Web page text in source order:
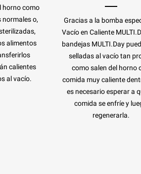
horno como
o,
alimentos
calientes
al vacío.
Gracias a la bomba
Vacío en Caliente
bandejas MULTI.Day
selladas al vacío tan
como salen del horno
comida muy caliente
es necesario esperar a
comida se enfríe y
regenerarla.